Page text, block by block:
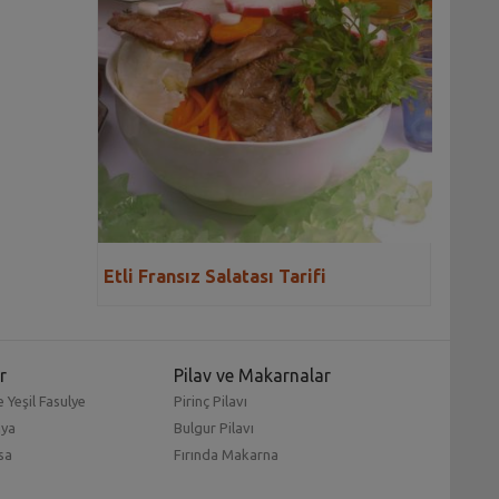
Etli Fransız Salatası Tarifi
Yeşil Fasulye
Pilav ve Makarnalar
Pirinç Pilavı
Bulgur Pilavı
Fırında Makarna